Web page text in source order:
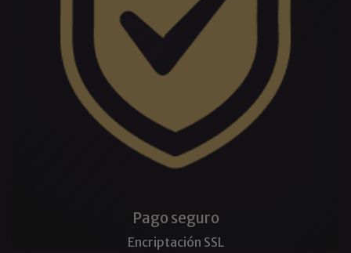
Pago seguro
Encriptación SSL